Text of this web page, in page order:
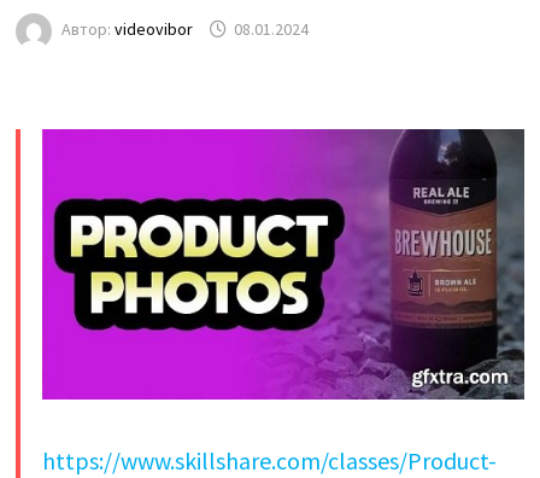
Автор: videovibor 08.01.2024
https://www.skillshare.com/classes/Product-